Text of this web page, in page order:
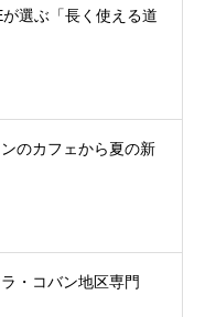
選ぶ「長く使える道
のカフェから夏の新
・コバン地区専門